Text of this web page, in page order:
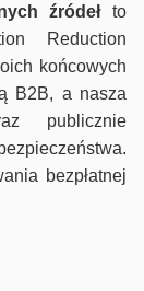
źródełto
Reduction
końcowych
B2B, a nasza
publicznie
bezpłatnej